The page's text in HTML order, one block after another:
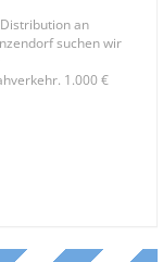
an
suchen wir
1.000 €